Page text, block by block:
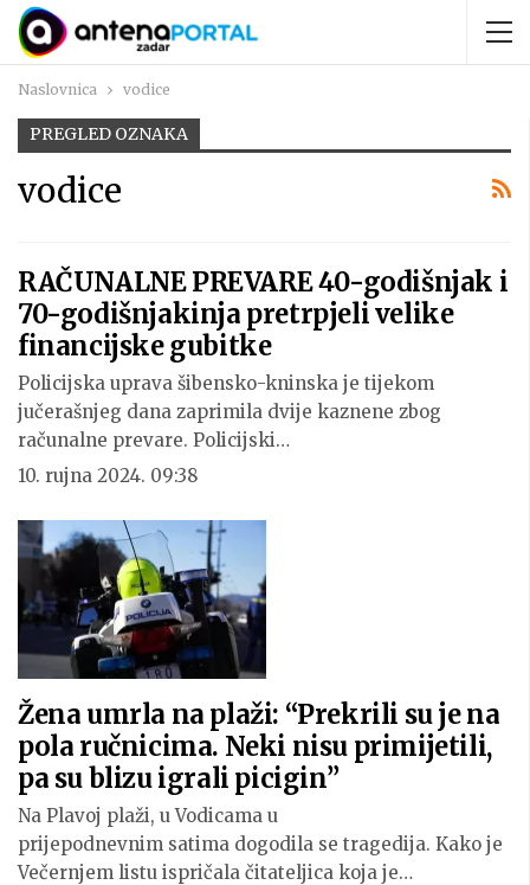
Naslovnica vodice
PREGLED OZNAKA
vodice
RAČUNALNE PREVARE 40-godišnjak i
70-godišnjakinja pretrpjeli velike
financijske gubitke
Policijska uprava šibensko-kninska je tijekom
jučerašnjeg dana zaprimila dvije kaznene zbog
računalne prevare. Policijski…
10. rujna 2024. 09:38
Žena umrla na plaži: “Prekrili su je na
pola ručnicima. Neki nisu primijetili,
pa su blizu igrali picigin”
Na Plavoj plaži, u Vodicama u
prijepodnevnim satima dogodila se tragedija. Kako je
Večernjem listu ispričala čitateljica koja je…